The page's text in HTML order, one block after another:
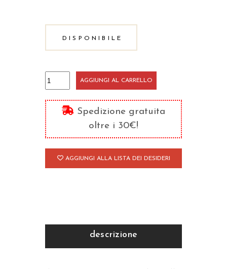
DISPONIBILE
New
Generation
Food
quantità
AGGIUNGI AL CARRELLO
Spedizione gratuita
oltre i 30€!
AGGIUNGI ALLA LISTA DEI DESIDERI
descrizione